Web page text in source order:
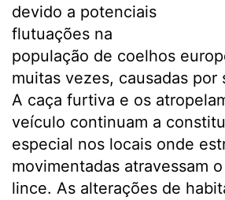
devido a potenciais
flutuações na
população de coelhos
muitas vezes, causadas por
A caça furtiva e os
veículo continuam a
especial nos locais onde
movimentadas atravessam
lince. As alterações de